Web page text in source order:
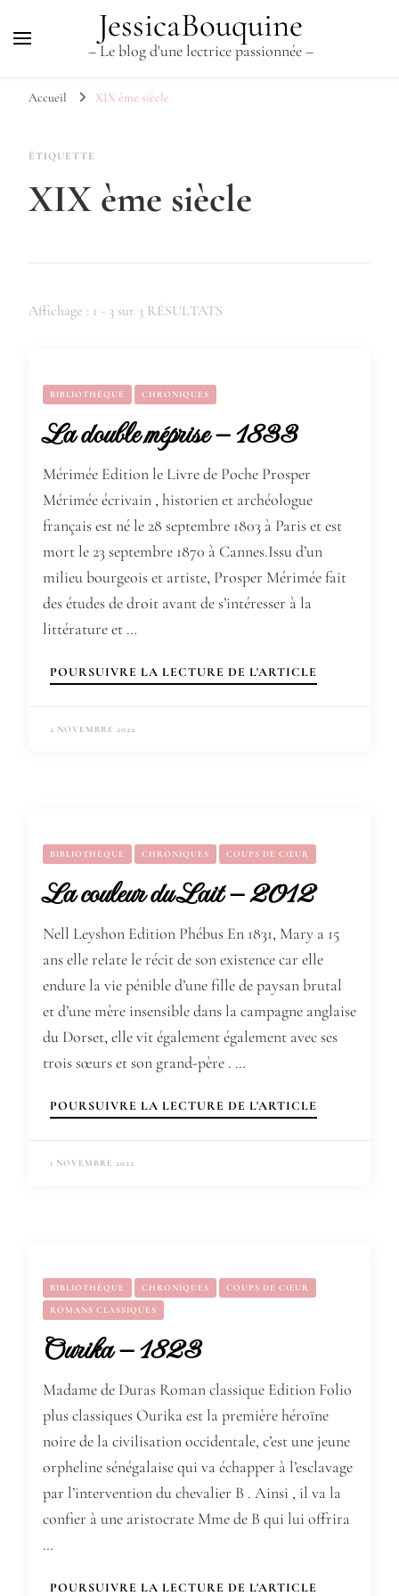
JessicaBouquine
– Le blog d'une lectrice passionnée –
Accueil XIX ème siècle
ÉTIQUETTE
XIX ème siècle
Affichage : 1 - 3 sur 3 RÉSULTATS
BIBLIOTHÈQUE CHRONIQUES
La double méprise – 1833
Mérimée Edition le Livre de Poche Prosper
Mérimée écrivain , historien et archéologue
français est né le 28 septembre 1803 à Paris et est
mort le 23 septembre 1870 à Cannes.Issu d’un
milieu bourgeois et artiste, Prosper Mérimée fait
des études de droit avant de s’intéresser à la
littérature et …
POURSUIVRE LA LECTURE DE L'ARTICLE
2 NOVEMBRE 2022
BIBLIOTHÈQUE CHRONIQUES COUPS DE CŒUR
La couleur du Lait – 2012
Nell Leyshon Edition Phébus En 1831, Mary a 15
ans elle relate le récit de son existence car elle
endure la vie pénible d’une fille de paysan brutal
et d’une mère insensible dans la campagne anglaise
du Dorset, elle vit également également avec ses
trois sœurs et son grand-père . …
POURSUIVRE LA LECTURE DE L'ARTICLE
1 NOVEMBRE 2022
BIBLIOTHÈQUE CHRONIQUES COUPS DE CŒUR
ROMANS CLASSIQUES
Ourika – 1823
Madame de Duras Roman classique Edition Folio
plus classiques Ourika est la première héroïne
noire de la civilisation occidentale, c’est une jeune
orpheline sénégalaise qui va échapper à l’esclavage
par l’intervention du chevalier B . Ainsi , il va la
confier à une aristocrate Mme de B qui lui offrira
…
POURSUIVRE LA LECTURE DE L'ARTICLE